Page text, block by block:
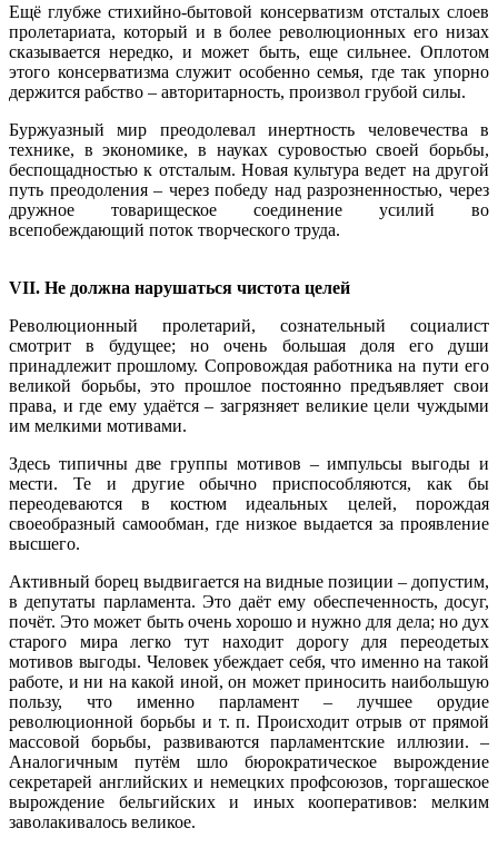
Ещё глубже стихийно-бытовой консерватизм отсталых слоев
пролетариата, который и в более революционных его низах
сказывается нередко, и может быть, еще сильнее. Оплотом
этого консерватизма служит особенно семья, где так упорно
держится рабство – авторитарность, произвол грубой силы.
Буржуазный мир преодолевал инертность человечества в
технике, в экономике, в науках суровостью своей борьбы,
беспощадностью к отсталым. Новая культура ведет на другой
путь преодоления – через победу над разрозненностью, через
дружное товарищеское соединение усилий во
всепобеждающий поток творческого труда.
VII. Не должна нарушаться чистота целей
Революционный пролетарий, сознательный социалист
смотрит в будущее; но очень большая доля его души
принадлежит прошлому. Сопровождая работника на пути его
великой борьбы, это прошлое постоянно предъявляет свои
права, и где ему удаётся – загрязняет великие цели чуждыми
им мелкими мотивами.
Здесь типичны две группы мотивов – импульсы выгоды и
мести. Те и другие обычно приспособляются, как бы
переодеваются в костюм идеальных целей, порождая
своеобразный самообман, где низкое выдается за проявление
высшего.
Активный борец выдвигается на видные позиции – допустим,
в депутаты парламента. Это даёт ему обеспеченность, досуг,
почёт. Это может быть очень хорошо и нужно для дела; но дух
старого мира легко тут находит дорогу для переодетых
мотивов выгоды. Человек убеждает себя, что именно на такой
работе, и ни на какой иной, он может приносить наибольшую
пользу, что именно парламент – лучшее орудие
революционной борьбы и т. п. Происходит отрыв от прямой
массовой борьбы, развиваются парламентские иллюзии. –
Аналогичным путём шло бюрократическое вырождение
секретарей английских и немецких профсоюзов, торгашеское
вырождение бельгийских и иных кооперативов: мелким
заволакивалось великое.